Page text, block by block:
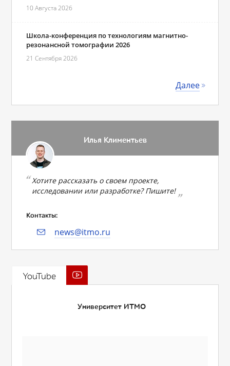
10 Августа 2026
Школа-конференция по технологиям магнитно-
резонансной томографии 2026
21 Сентября 2026
Далее
Илья Климентьев
Хотите рассказать о своем проекте,
исследовании или разработке? Пишите!
Контакты:
news@itmo.ru
YouTube
Университет ИТМО